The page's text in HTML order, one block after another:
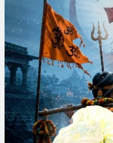
स्टेशन मास्टर को ज्ञापन
लंबे समय से स्थापित श्री सिद्धश्वर
को बगेर किसी विधि
ने पुन: उक्त शिवलिंग और प्रतिमाओं
पर पुन: मंदिर निर्माण करने की
और मंदिर में पुजा अर्चना कर स्टेशन
हैं कि यदि रेलवे प्रशासन ने इसी
की रहेगी।